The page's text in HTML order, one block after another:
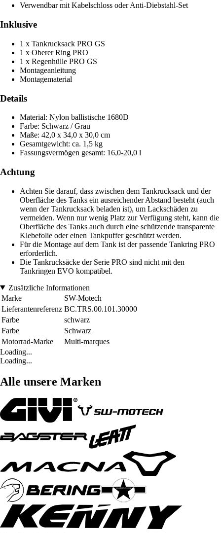
Verwendbar mit Kabelschloss oder Anti-Diebstahl-Set
Inklusive
1 x Tankrucksack PRO GS
1 x Oberer Ring PRO
1 x Regenhülle PRO GS
Montageanleitung
Montagematerial
Details
Material: Nylon ballistische 1680D
Farbe: Schwarz / Grau
Maße: 42,0 x 34,0 x 30,0 cm
Gesamtgewicht: ca. 1,5 kg
Fassungsvermögen gesamt: 16,0-20,0 l
Achtung
Achten Sie darauf, dass zwischen dem Tankrucksack und der
Oberfläche des Tanks ein ausreichender Abstand besteht (auch
wenn der Tankrucksack beladen ist), um Lackschäden zu
vermeiden. Wenn nur wenig Platz zur Verfügung steht, kann die
Oberfläche des Tanks auch durch eine schützende transparente
Klebefolie oder einen Tankpuffer geschützt werden.
Für die Montage auf dem Tank ist der passende Tankring PRO
erforderlich.
Die Tankrucksäcke der Serie PRO sind nicht mit den
Tankringen EVO kompatibel.
Zusätzliche Informationen
Marke
SW-Motech
Lieferantenreferenz BC.TRS.00.101.30000
Farbe
schwarz
Farbe
Schwarz
Motorrad-Marke
Multi-marques
Loading...
Loading...
Alle unsere Marken